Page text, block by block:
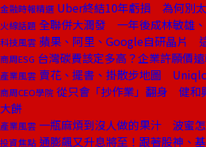
金融時報精選 Uber終結10年虧損 為何別
火線話題 全聯併大潤發 一年後成林敏雄
科技風雲 蘋果、阿里、Google自研晶片
商周ESG 台灣碳費該定多高？企業許願價
產業風雲 賣花、擺書、掛散步地圖
商周CEO學院 從只會「抄作業」翻身 健和
大餅
產業風雲 一瓶麻煩到沒人做的果汁 波蜜
投資焦點 通膨飆又升息將至！跟著股神、